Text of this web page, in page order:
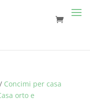
/ Concimi per casa
orto e